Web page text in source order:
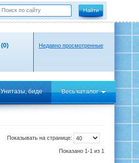
(0) Недавно просмотренные
Унитазы, биде Весь каталог
Показывать на странице:
Показано 1-1 из 1